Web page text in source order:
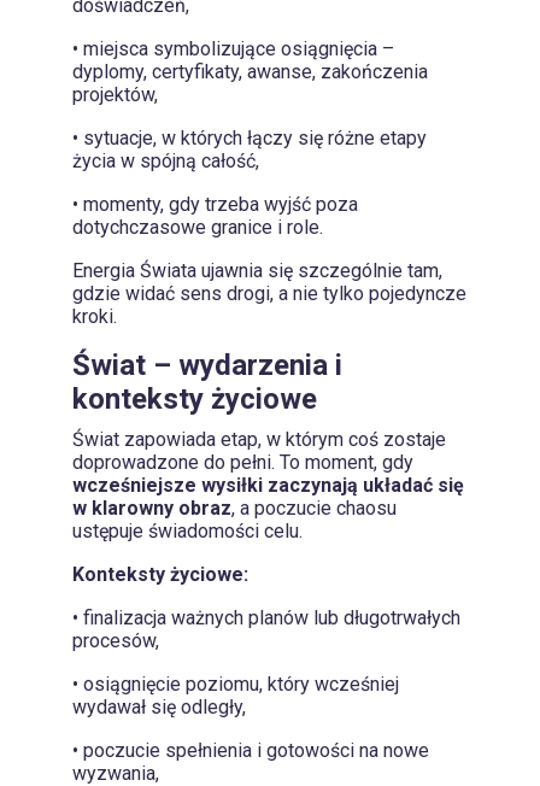
doświadczeń,
• miejsca symbolizujące osiągnięcia –
dyplomy, certyfikaty, awanse, zakończenia
projektów,
• sytuacje, w których łączy się różne etapy
życia w spójną całość,
• momenty, gdy trzeba wyjść poza
dotychczasowe granice i role.
Energia Świata ujawnia się szczególnie tam,
gdzie widać sens drogi, a nie tylko pojedyncze
kroki.
Świat – wydarzenia i
konteksty życiowe
Świat zapowiada etap, w którym coś zostaje
doprowadzone do pełni. To moment, gdy
wcześniejsze wysiłki zaczynają układać się
w klarowny obraz, a poczucie chaosu
ustępuje świadomości celu.
Konteksty życiowe:
• finalizacja ważnych planów lub długotrwałych
procesów,
• osiągnięcie poziomu, który wcześniej
wydawał się odległy,
• poczucie spełnienia i gotowości na nowe
wyzwania,